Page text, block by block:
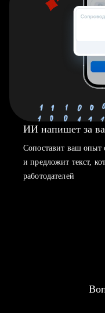
ИИ напишет за
Сопоставит ваш опыт
и предложит текст,
работодателей